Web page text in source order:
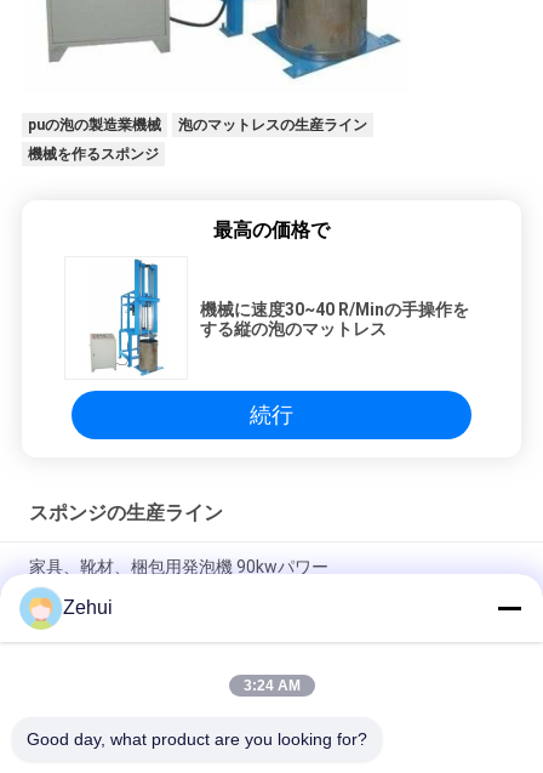
puの泡の製造業機械
泡のマットレスの生産ライン
機械を作るスポンジ
最高の価格で
機械に速度30~40 R/Minの手操作を
する縦の泡のマットレス
続行
スポンジの生産ライン
家具、靴材、梱包用発泡機 90kwパワー
家具および枕のための横の連続的なポリウレタン スポンジの泡
の生産ライン
横のスポンジの連続的な泡立つ作成ライン/機械を作る適用範囲
Zehui
3:24 AM
Good day, what product are you looking for?